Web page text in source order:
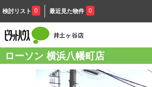
検討リスト 0 最近見た物件 0
ローソン 横浜八幡町店